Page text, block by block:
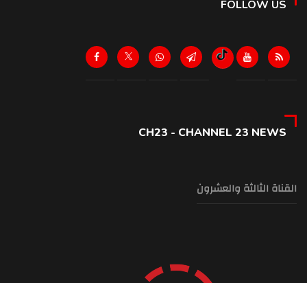
FOLLOW US
CH23 - CHANNEL 23 NEWS
القناة الثالثة والعشرون